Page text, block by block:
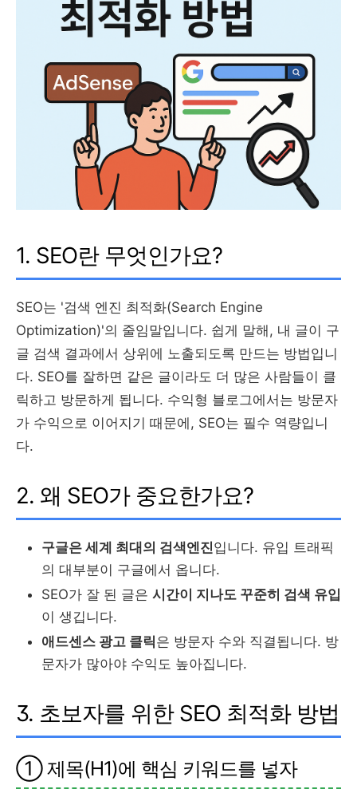
1. SEO란 무엇인가요?
SEO는 '검색 엔진 최적화(Search Engine
Optimization)'의 줄임말입니다. 쉽게 말해, 내 글이 구
글 검색 결과에서 상위에 노출되도록 만드는 방법입니
다. SEO를 잘하면 같은 글이라도 더 많은 사람들이 클
릭하고 방문하게 됩니다. 수익형 블로그에서는 방문자
가 수익으로 이어지기 때문에, SEO는 필수 역량입니
다.
2. 왜 SEO가 중요한가요?
구글은 세계 최대의 검색엔진입니다. 유입 트래픽
의 대부분이 구글에서 옵니다.
SEO가 잘 된 글은 시간이 지나도 꾸준히 검색 유입
이 생깁니다.
애드센스 광고 클릭은 방문자 수와 직결됩니다. 방
문자가 많아야 수익도 높아집니다.
3. 초보자를 위한 SEO 최적화 방법
① 제목(H1)에 핵심 키워드를 넣자